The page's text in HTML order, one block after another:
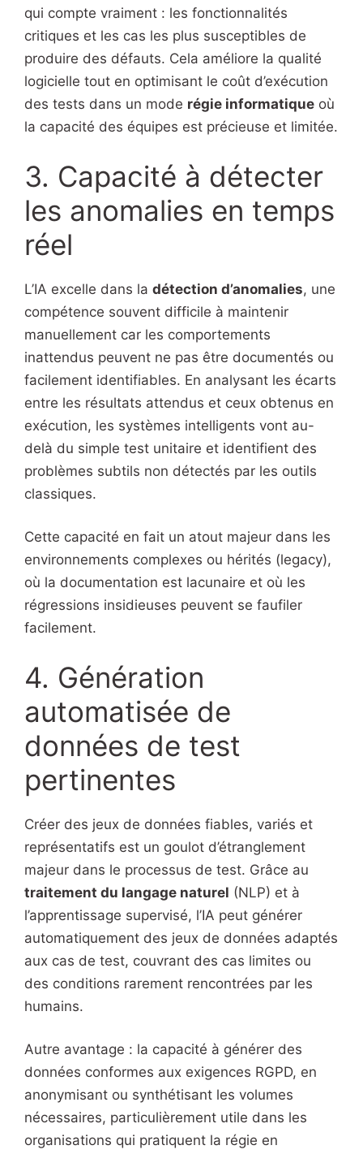
qui compte vraiment : les fonctionnalités
critiques et les cas les plus susceptibles de
produire des défauts. Cela améliore la qualité
logicielle tout en optimisant le coût d’exécution
des tests dans un mode régie informatique où
la capacité des équipes est précieuse et limitée.
3. Capacité à détecter
les anomalies en temps
réel
L’IA excelle dans la détection d’anomalies, une
compétence souvent difficile à maintenir
manuellement car les comportements
inattendus peuvent ne pas être documentés ou
facilement identifiables. En analysant les écarts
entre les résultats attendus et ceux obtenus en
exécution, les systèmes intelligents vont au-
delà du simple test unitaire et identifient des
problèmes subtils non détectés par les outils
classiques.
Cette capacité en fait un atout majeur dans les
environnements complexes ou hérités (legacy),
où la documentation est lacunaire et où les
régressions insidieuses peuvent se faufiler
facilement.
4. Génération
automatisée de
données de test
pertinentes
Créer des jeux de données fiables, variés et
représentatifs est un goulot d’étranglement
majeur dans le processus de test. Grâce au
traitement du langage naturel (NLP) et à
l’apprentissage supervisé, l’IA peut générer
automatiquement des jeux de données adaptés
aux cas de test, couvrant des cas limites ou
des conditions rarement rencontrées par les
humains.
Autre avantage : la capacité à générer des
données conformes aux exigences RGPD, en
anonymisant ou synthétisant les volumes
nécessaires, particulièrement utile dans les
organisations qui pratiquent la régie en